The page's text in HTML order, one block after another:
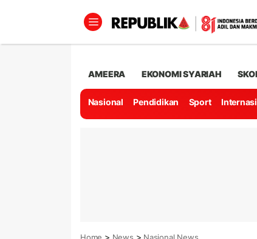
AMEERA EKONOMI SYARIAH
Nasional Pendidikan Sport
Home > News > Nasional News